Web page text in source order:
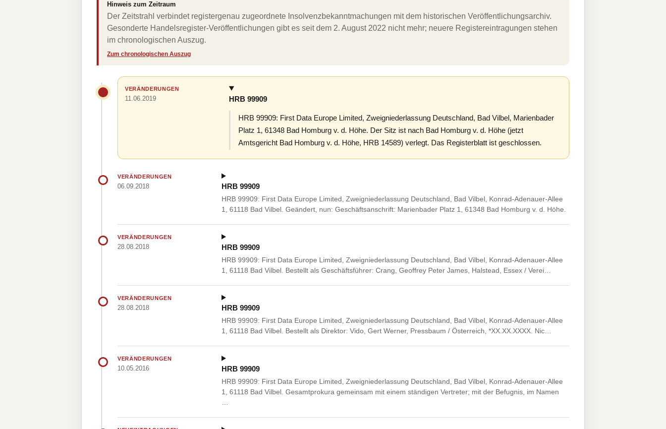
Hinweis zum Zeitraum
Der Zeitstrahl verbindet registergenau zugeordnete Insolvenzbekanntmachungen mit dem historischen Veröffentlichungsarchiv.
Gesonderte Handelsregister-Veröffentlichungen gibt es seit dem 2. August 2022 nicht mehr; neuere Registereintragungen stehen
im chronologischen Auszug.
Zum chronologischen Auszug
VERÄNDERUNGEN
11.06.2019 HRB 99909
HRB 99909: First Data Europe Limited, Zweigniederlassung Deutschland, Bad Vilbel, Marienbader
Platz 1, 61348 Bad Homburg v. d. Höhe. Der Sitz ist nach Bad Homburg v. d. Höhe (jetzt
Amtsgericht Bad Homburg v. d. Höhe, HRB 14589) verlegt. Das Registerblatt ist geschlossen.
VERÄNDERUNGEN
06.09.2018 HRB 99909
HRB 99909: First Data Europe Limited, Zweigniederlassung Deutschland, Bad Vilbel, Konrad-Adenauer-Allee
1, 61118 Bad Vilbel. Geändert, nun: Geschäftsanschrift: Marienbader Platz 1, 61348 Bad Homburg v. d. Höhe.
VERÄNDERUNGEN
28.08.2018 HRB 99909
HRB 99909: First Data Europe Limited, Zweigniederlassung Deutschland, Bad Vilbel, Konrad-Adenauer-Allee
1, 61118 Bad Vilbel. Bestellt als Geschäftsführer: Crang, Geoffrey Peter James, Halstead, Essex / Verei…
VERÄNDERUNGEN
28.08.2018 HRB 99909
HRB 99909: First Data Europe Limited, Zweigniederlassung Deutschland, Bad Vilbel, Konrad-Adenauer-Allee
1, 61118 Bad Vilbel. Bestellt als Direktor: Vido, Gert Werner, Pressbaum / Österreich, *XX.XX.XXXX. Nic…
VERÄNDERUNGEN
10.05.2016 HRB 99909
HRB 99909: First Data Europe Limited, Zweigniederlassung Deutschland, Bad Vilbel, Konrad-Adenauer-Allee
1, 61118 Bad Vilbel. Gesamtprokura gemeinsam mit einem ständigen Vertreter; mit der Befugnis, im Namen